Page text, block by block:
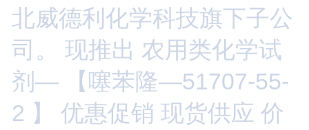
北威德利化学科技旗下子公
司。 现推出 农用类化学试
剂— 【噻苯隆—51707-55-
2 】 优惠促销 现货供应 价